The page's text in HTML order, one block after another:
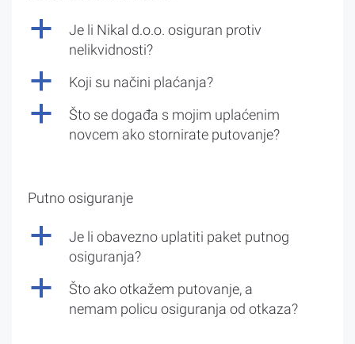
a
Je li Nikal d.o.o. osiguran protiv
nelikvidnosti?
a Koji su načini plaćanja?
a
Što se događa s mojim uplaćenim
novcem ako stornirate putovanje?
Putno osiguranje
a
Je li obavezno uplatiti paket putnog
osiguranja?
a
Što ako otkažem putovanje, a
nemam policu osiguranja od otkaza?